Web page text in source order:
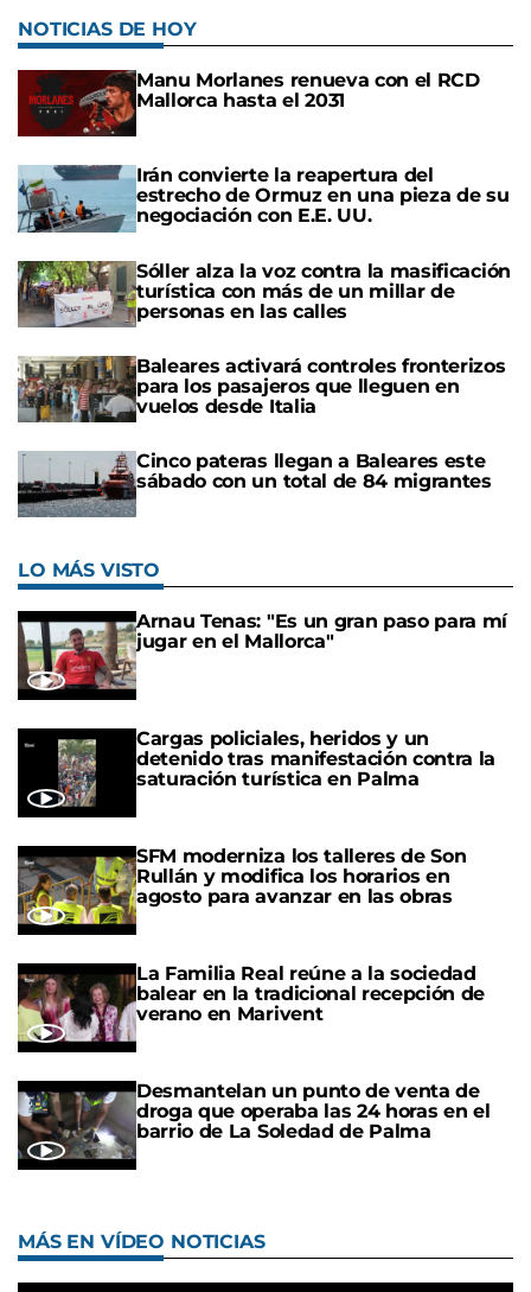
NOTICIAS DE HOY
Manu Morlanes renueva con el RCD
Mallorca hasta el 2031
Irán convierte la reapertura del
estrecho de Ormuz en una pieza de su
negociación con E.E. UU.
Sóller alza la voz contra la masificación
turística con más de un millar de
personas en las calles
Baleares activará controles fronterizos
para los pasajeros que lleguen en
vuelos desde Italia
Cinco pateras llegan a Baleares este
sábado con un total de 84 migrantes
LO MÁS VISTO
Arnau Tenas: "Es un gran paso para mí
jugar en el Mallorca"
Cargas policiales, heridos y un
detenido tras manifestación contra la
saturación turística en Palma
SFM moderniza los talleres de Son
Rullán y modifica los horarios en
agosto para avanzar en las obras
La Familia Real reúne a la sociedad
balear en la tradicional recepción de
verano en Marivent
Desmantelan un punto de venta de
droga que operaba las 24 horas en el
barrio de La Soledad de Palma
MÁS EN VÍDEO NOTICIAS